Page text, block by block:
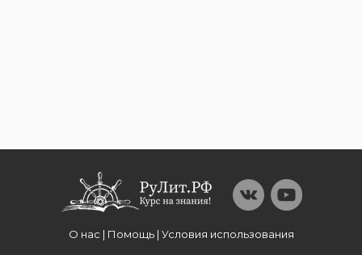
О нас | Помощь | Условия использования